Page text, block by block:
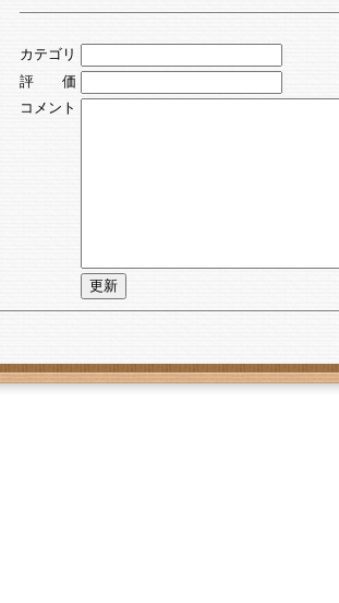
カテゴリ
評 価
コメント